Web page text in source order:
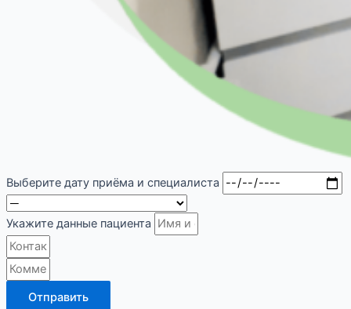
Выберите дату приёма и специалиста
Укажите данные пациента
Отправить